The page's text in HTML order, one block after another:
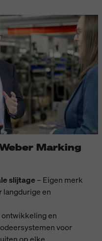
Marking
slijtage– Eigen merk
langdurige en
ontwikkeling en
voor